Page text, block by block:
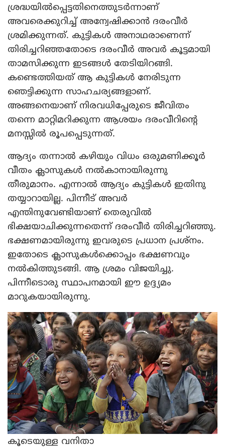
ശ്രദ്ധയില്‍പ്പെട്ടതിനെത്തുടര്‍ന്നാണ്
അവരെക്കുറിച്ച് അന്വേഷിക്കാന്‍ ദരംവീര്‍
ശ്രമിക്കുന്നത്. കുട്ടികള്‍ അനാഥരാണെന്ന്
തിരിച്ചറിഞ്ഞതോടെ ദരംവീര്‍ അവര്‍ കൂട്ടമായി
താമസിക്കുന്ന ഇടങ്ങള്‍ തേടിയിറങ്ങി.
കണ്ടെത്തിയത് ആ കുട്ടികള്‍ നേരിടുന്ന
ഞെട്ടിക്കുന്ന സാഹചര്യങ്ങളാണ്.
അങ്ങനെയാണ് നിരവധിപ്പേരുടെ ജീവിതം
തന്നെ മാറ്റിമറിക്കുന്ന ആശയം ദരംവീറിന്റെ
മനസ്സില്‍ രൂപപ്പെടുന്നത്.
ആദ്യം തന്നാല്‍ കഴിയും വിധം ഒരുമണിക്കൂര്‍
വീതം ക്ലാസുകള്‍ നല്‍കാനായിരുന്നു
തീരുമാനം. എന്നാല്‍ ആദ്യം കുട്ടികള്‍ ഇതിനു
തയ്യാറായില്ല. പിന്നീട് അവര്‍
എന്തിനുവേണ്ടിയാണ് തെരുവില്‍
ഭിക്ഷയാചിക്കുന്നതെന്ന് ദരംവീര്‍ തിരിച്ചറിഞ്ഞു.
ഭക്ഷണമായിരുന്നു ഇവരുടെ പ്രധാന പ്രശ്‌നം.
ഇതോടെ ക്ലാസുകള്‍ക്കൊപ്പം ഭക്ഷണവും
നല്‍കിത്തുടങ്ങി. ആ ശ്രമം വിജയിച്ചു.
പിന്നീടൊരു സ്ഥാപനമായി ഈ ഉദ്ദ്യമം
മാറുകയായിരുന്നു.
കൂടെയുള്ള വനിതാ